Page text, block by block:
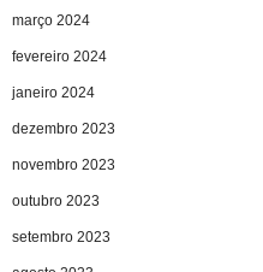
março 2024
fevereiro 2024
janeiro 2024
dezembro 2023
novembro 2023
outubro 2023
setembro 2023